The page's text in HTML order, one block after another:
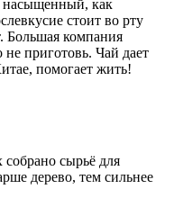
как
стоит во рту
Большая компания
не приготовь. Чай дает
помогает жить!
собрано сырьё для
дерево, тем сильнее